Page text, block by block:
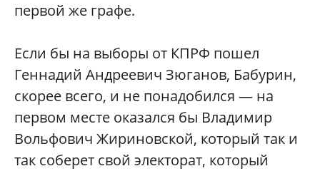
первой же графе.
Если бы на выборы от КПРФ пошел
Геннадий Андреевич Зюганов, Бабурин,
скорее всего, и не понадобился — на
первом месте оказался бы Владимир
Вольфович Жириновской, который так и
так соберет свой электорат, который